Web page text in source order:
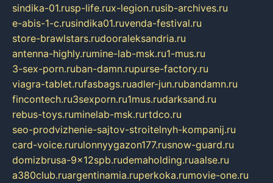
sindika-01.rusp-life.rux-legion.rusib-archives.ru
e-abis-1-c.rusindika01.ruvenda-festival.ru
store-brawlstars.rudooraleksandria.ru
antenna-highly.rumine-lab-msk.ru1-mus.ru
3-sex-porn.ruban-damn.rupurse-factory.ru
viagra-tablet.rufasbags.ruadler-jun.rubandamn.ru
fincontech.ru3sexporn.ru1mus.rudarksand.ru
rebus-toys.ruminelab-msk.rurtdco.ru
seo-prodvizhenie-sajtov-stroitelnyh-kompanij.ru
card-voice.rurulonnyygazon177.rusnow-guard.ru
domizbrusa-9x12spb.rudemaholding.ruaalse.ru
a380club.ruargentinamia.ruperkoka.rumovie-one.ru